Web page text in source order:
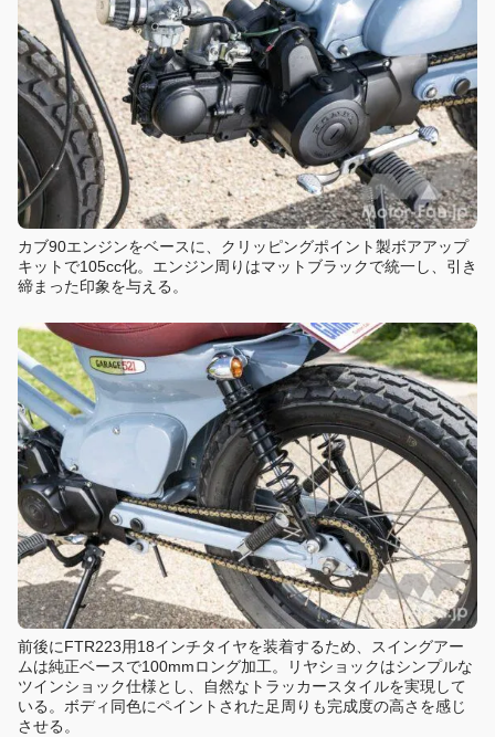
カブ90エンジンをベースに、クリッピングポイント製ボアアップ
キットで105cc化。エンジン周りはマットブラックで統一し、引き
締まった印象を与える。
前後にFTR223用18インチタイヤを装着するため、スイングアー
ムは純正ベースで100mmロング加工。リヤショックはシンプルな
ツインショック仕様とし、自然なトラッカースタイルを実現して
いる。ボディ同色にペイントされた足周りも完成度の高さを感じ
させる。